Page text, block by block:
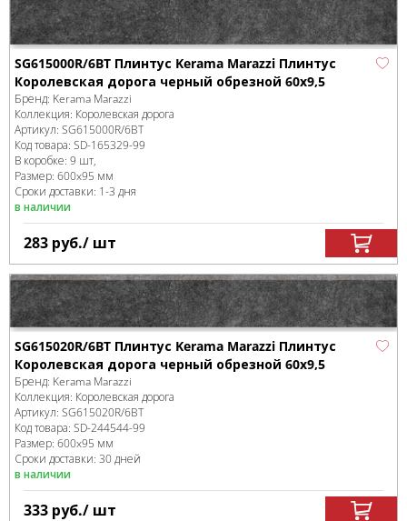
SG615000R/6BT Плинтус Kerama Marazzi Плинтус
Королевская дорога черный обрезной 60x9,5
Бренд: Kerama Marazzi
Коллекция: Королевская дорога
Артикул: SG615000R/6BT
Код товара: SD-165329-99
В коробке: 9 шт,
Размер: 600x95 мм
Сроки доставки: 1-3 дня
в наличии
283 руб./ шт
SG615020R/6BT Плинтус Kerama Marazzi Плинтус
Королевская дорога черный обрезной 60х9,5
Бренд: Kerama Marazzi
Коллекция: Королевская дорога
Артикул: SG615020R/6BT
Код товара: SD-244544-99
Размер: 600x95 мм
Сроки доставки: 30 дней
в наличии
333 руб./ шт